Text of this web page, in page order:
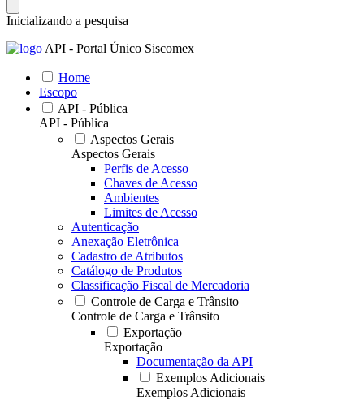
Inicializando a pesquisa
API - Portal Único Siscomex
Home
Escopo
API - Pública
API - Pública
Aspectos Gerais
Aspectos Gerais
Perfis de Acesso
Chaves de Acesso
Ambientes
Limites de Acesso
Autenticação
Anexação Eletrônica
Cadastro de Atributos
Catálogo de Produtos
Classificação Fiscal de Mercadoria
Controle de Carga e Trânsito
Controle de Carga e Trânsito
Exportação
Exportação
Documentação da API
Exemplos Adicionais
Exemplos Adicionais